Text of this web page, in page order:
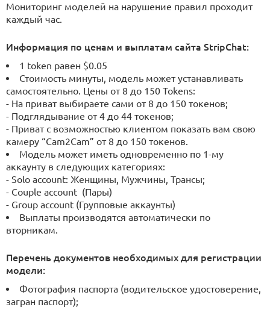
Мониторинг моделей на нарушение правил проходит
каждый час.
Информация по ценам и выплатам сайта StripChat: ​​​​​
1 token равен $0.05
Стоимость минуты, модель может устанавливать
самостоятельно. Цены от 8 до 150 Tokens:
- На приват выбираете сами от 8 до 150 токенов;
- Подглядывание от 4 до 44 токенов;
- Приват с возможностью клиентом показать вам свою
камеру “Cam2Cam” от 8 до 150 токенов.
Модель может иметь одновременно по 1-му
аккаунту в следующих категориях:
- Solo account: Женщины, Мужчины, Трансы;
- Couple account (Пары)
- Group account (Групповые аккаунты)
Выплаты производятся автоматически по
вторникам.
Перечень документов необходимых для регистрации
модели:
Фотография паспорта (водительское удостоверение,
загран паспорт);